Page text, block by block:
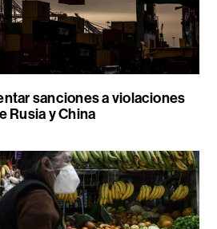
sanciones a violaciones
Rusia y China